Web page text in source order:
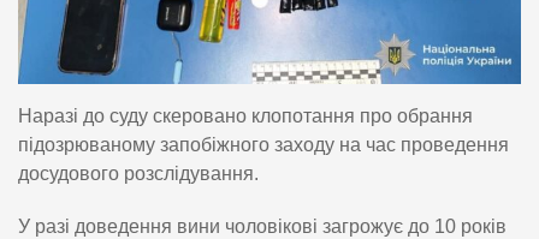
Наразі до суду скеровано клопотання про обрання
підозрюваному запобіжного заходу на час проведення
досудового розслідування.
У разі доведення вини чоловікові загрожує до 10 років